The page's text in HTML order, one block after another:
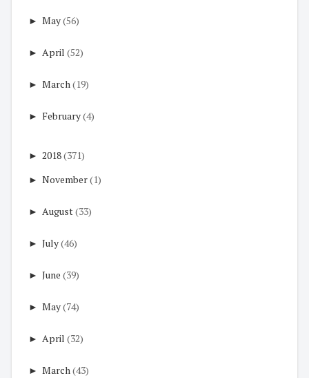
► May(56)
► April (52)
► March(19)
► February(4)
► 2018(371)
► November(1)
► August(33)
► July(46)
► June (39)
► May(74)
► April (32)
► March(43)